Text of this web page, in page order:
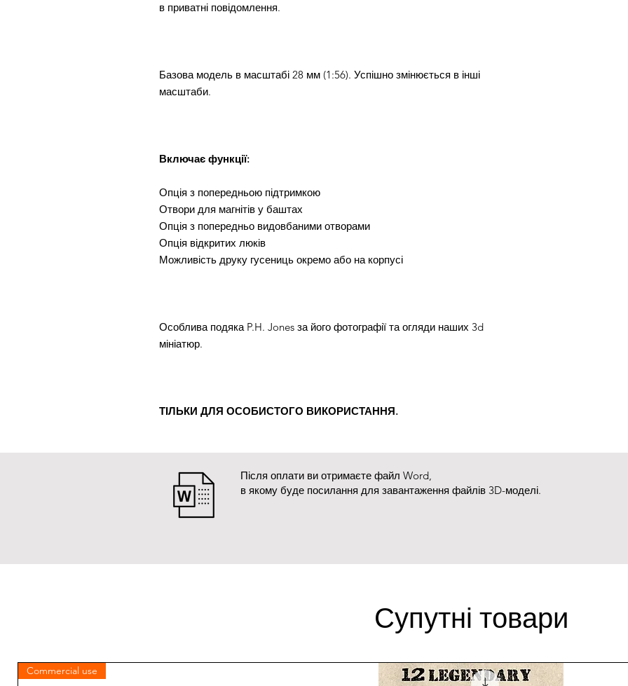
в приватні повідомлення.
Базова модель в масштабі 28 мм (1:56). Успішно змінюється в інші
масштаби.
Включає функції:
Опція з попередньою підтримкою
Отвори для магнітів у баштах
Опція з попередньо видовбаними отворами
Опція відкритих люків
Можливість друку гусениць окремо або на корпусі
Особлива подяка P.H. Jones за його фотографії та огляди наших 3d
мініатюр.
ТІЛЬКИ ДЛЯ ОСОБИСТОГО ВИКОРИСТАННЯ.
Після оплати ви отримаєте файл Word,
в якому буде посилання для завантаження файлів 3D-моделі.
Супутні товари
Commercial use